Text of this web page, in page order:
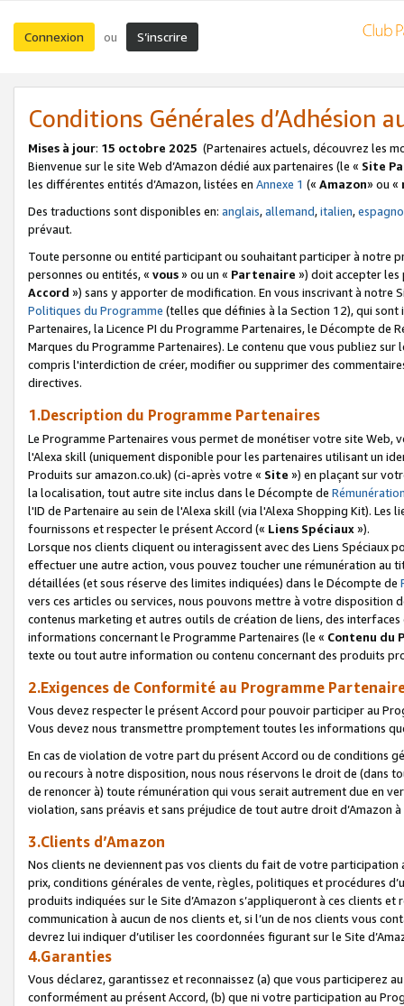
Connexion ou S’inscrire
Conditions Générales d’Adhésion
Mises à jour: 15 octobre 2025 (Partenaires actuels, découvrez les
Bienvenue sur le site Web d’Amazon dédié aux partenaires (le « Site
les différentes entités d’Amazon, listées en Annexe 1 (« Amazon» ou «
Des traductions sont disponibles en: anglais,allemand,italien,
prévaut.
Toute personne ou entité participant ou souhaitant participer à notre
personnes ou entités, « vous» ou un « Partenaire ») doit accepter les
Accord ») sans y apporter de modification. En vous inscrivant à notre
Politiques du Programme (telles que définies à la Section 12), qui
Partenaires, la Licence PI du Programme Partenaires, le Décompte de
Marques du Programme Partenaires). Le contenu que vous publiez
compris l'interdiction de créer, modifier ou supprimer des
directives.
1.Description du Programme Partenaires
Le Programme Partenaires vous permet de monétiser votre site Web,
l'Alexa skill (uniquement disponible pour les partenaires utilisant un
Produits sur amazon.co.uk) (ci-après votre « Site ») en plaçant sur
la localisation, tout autre site inclus dans le Décompte de
l'ID de Partenaire au sein de l'Alexa skill (via l'Alexa Shopping Kit).
fournissons et respecter le présent Accord (« Liens Spéciaux»).
Lorsque nos clients cliquent ou interagissent avec des Liens Spéciaux
effectuer une autre action, vous pouvez toucher une rémunération
détaillées (et sous réserve des limites indiquées) dans le Décompte de
vers ces articles ou services, nous pouvons mettre à votre disposition
contenus marketing et autres outils de création de liens, des
informations concernant le Programme Partenaires (le « Contenu du
texte ou tout autre information ou contenu concernant des produits
2.Exigences de Conformité au Programme
Vous devez respecter le présent Accord pour pouvoir participer au
Vous devez nous transmettre promptement toutes les informations
En cas de violation de votre part du présent Accord ou de conditions
ou recours à notre disposition, nous nous réservons le droit de (dans
de renoncer à) toute rémunération qui vous serait autrement due en
violation, sans préavis et sans préjudice de tout autre droit
3.Clients d’Amazon
Nos clients ne deviennent pas vos clients du fait de votre
prix, conditions générales de vente, règles, politiques et procédures
produits indiquées sur le Site d’Amazon s’appliqueront à ces clients
communication à aucun de nos clients et, si l’un de nos clients vous
devrez lui indiquer d’utiliser les coordonnées figurant sur le Site
4.Garanties
Vous déclarez, garantissez et reconnaissez (a) que vous participerez
conformément au présent Accord, (b) que ni votre participation au